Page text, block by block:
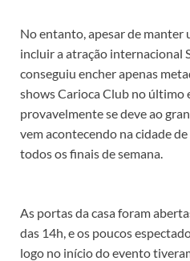
No entanto, apesar de manter
incluir a atração internacional
conseguiu encher apenas
shows Carioca Club no último
provavelmente se deve ao
vem acontecendo na cidade
todos os finais de semana.
As portas da casa foram
das 14h, e os poucos
logo no início do evento